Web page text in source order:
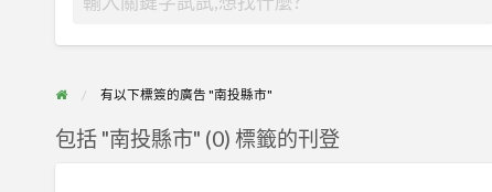
有以下標簽的廣告 "南投縣市"
包括 "南投縣市" (0) 標籤的刊登